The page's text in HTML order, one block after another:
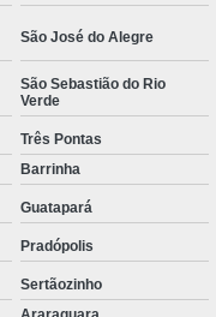
São José do Alegre
São Sebastião do Rio
Verde
Três Pontas
Barrinha
Guatapará
Pradópolis
Sertãozinho